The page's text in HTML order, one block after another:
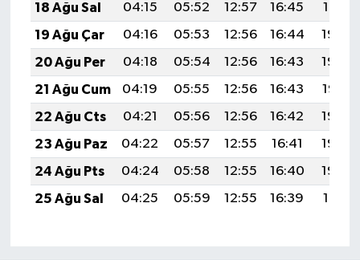
18 Ağu Sal
04:15 05:52 12:57 16:45
19:51
19 Ağu Çar
04:16 05:53 12:56 16:44
19:50
20 Ağu Per
04:18 05:54 12:56 16:43
19:48
21 Ağu Cum
04:19 05:55 12:56 16:43
19:47
22 Ağu Cts
04:21 05:56 12:56 16:42
19:45
23 Ağu Paz
04:22 05:57 12:55 16:41
19:44
24 Ağu Pts
04:24 05:58 12:55 16:40
19:42
25 Ağu Sal
04:25 05:59 12:55 16:39 19:41